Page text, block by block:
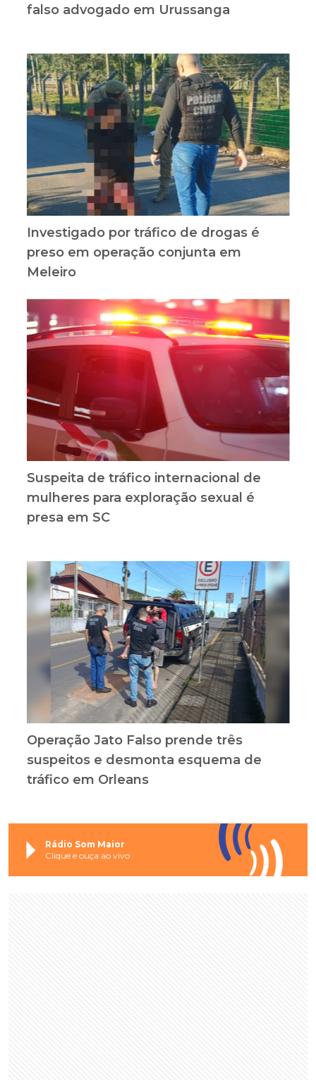
falso advogado em Urussanga
Investigado por tráfico de drogas é
preso em operação conjunta em
Meleiro
Suspeita de tráfico internacional de
mulheres para exploração sexual é
presa em SC
Operação Jato Falso prende três
suspeitos e desmonta esquema de
tráfico em Orleans
Rádio Som Maior
Clique e ouça ao vivo